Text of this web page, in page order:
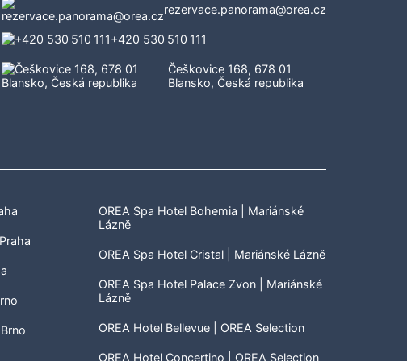
rezervace.panorama@orea.cz
+420 530 510 111
Češkovice 168, 678 01
Blansko, Česká republika
OREA Spa Hotel Bohemia | Mariánské
Lázně
OREA Spa Hotel Cristal | Mariánské Lázně
OREA Spa Hotel Palace Zvon | Mariánské
Lázně
OREA Hotel Bellevue | OREA Selection
OREA Hotel Concertino | OREA Selection